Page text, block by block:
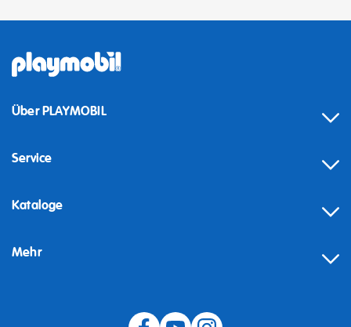
Über PLAYMOBIL
Service
Kataloge
Mehr